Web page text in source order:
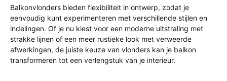
Balkonvlonders bieden flexibiliteit in ontwerp, zodat je
eenvoudig kunt experimenteren met verschillende stijlen en
indelingen. Of je nu kiest voor een moderne uitstraling met
strakke lijnen of een meer rustieke look met verweerde
afwerkingen, de juiste keuze van vlonders kan je balkon
transformeren tot een verlengstuk van je interieur.